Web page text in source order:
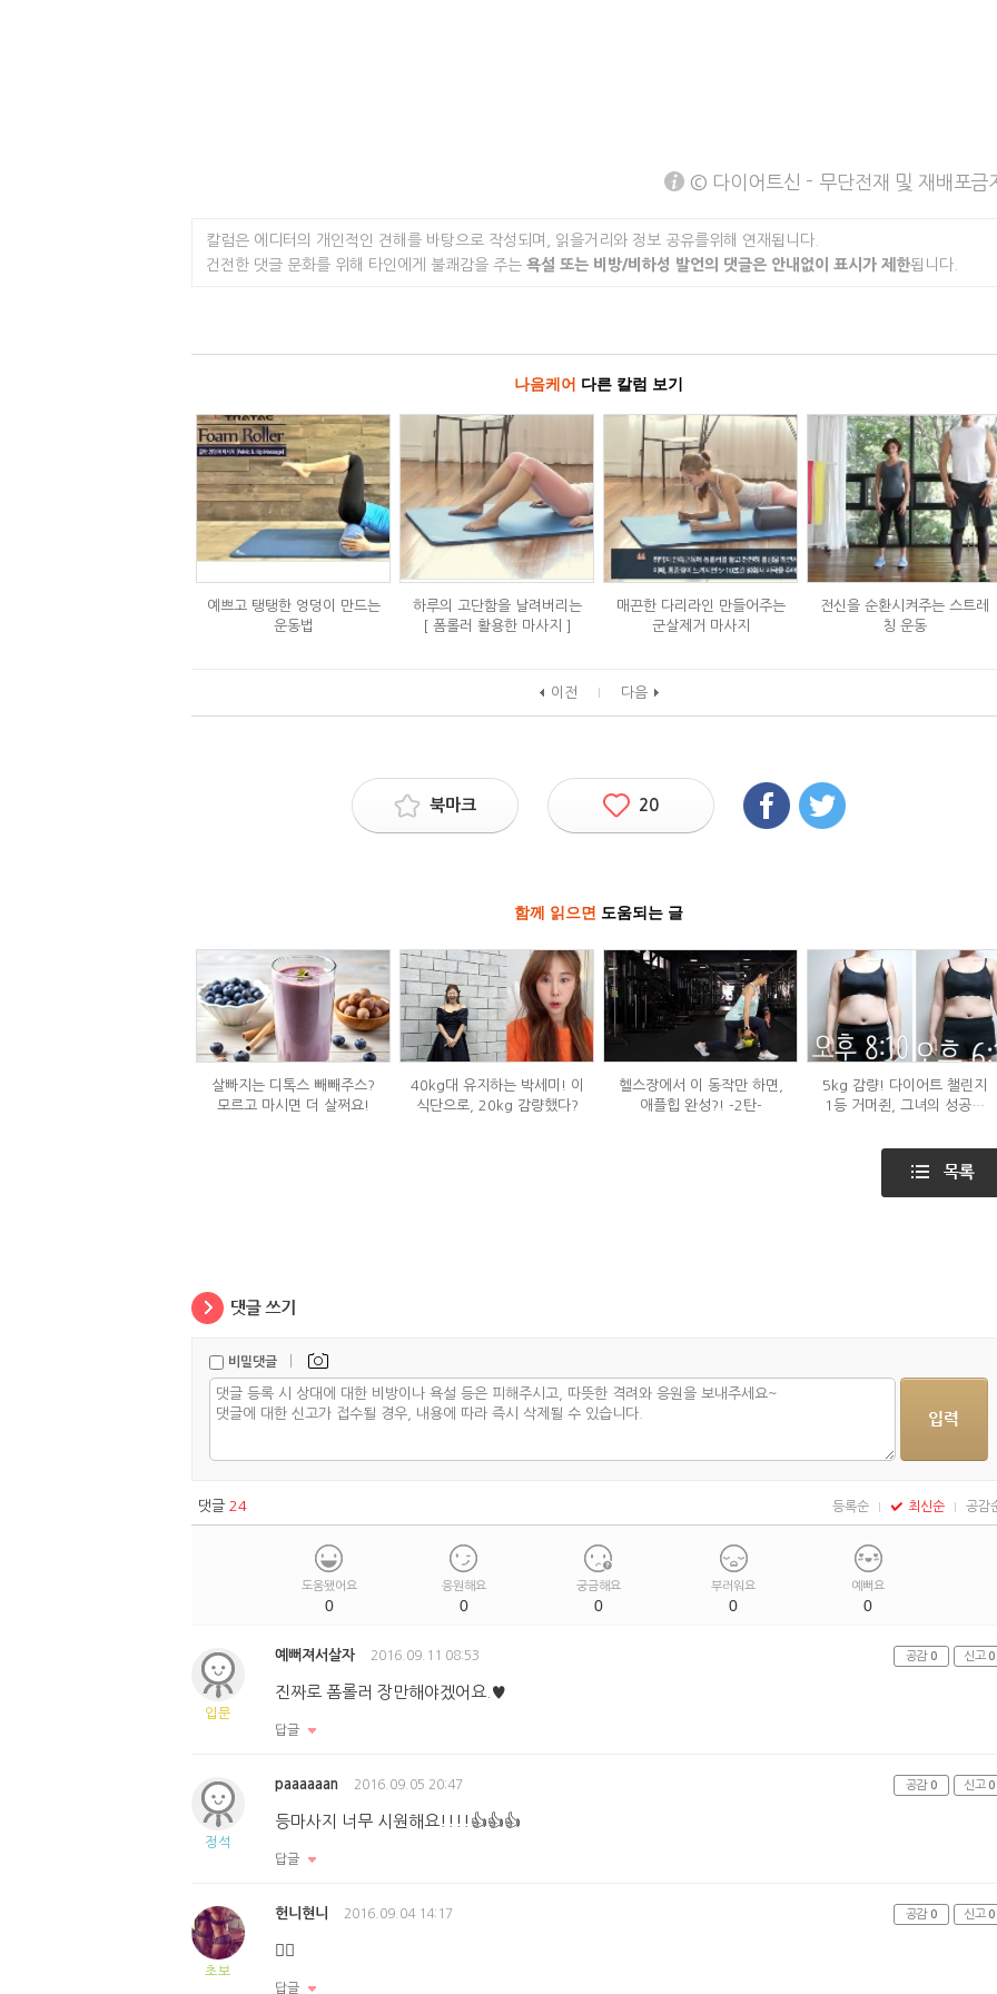
© 다이어트신 - 무단전재 및 재배포금
칼럼은 에디터의 개인적인 견해를 바탕으로 작성되며, 읽을거리와 정보 공유를위해 연재됩니다.
건전한 댓글 문화를 위해 타인에게 불쾌감을 주는 욕설 또는 비방/비하성 발언의 댓글은 안내없이 표시가 제한됩니다.
나음케어 다른 칼럼 보기
예쁘고 탱탱한 엉덩이 만드는
운동법
하루의 고단함을 날려버리는
[ 폼롤러 활용한 마사지 ]
매끈한 다리라인 만들어주는
군살제거 마사지
전신을 순환시켜주는 스트레
칭 운동
이전 다음
북마크 20
함께 읽으면 도움되는 글
살빠지는 디톡스 빼빼주스?
모르고 마시면 더 살쩌요!
40kg대 유지하는 박세미! 이
식단으로, 20kg 감량했다?
헬스장에서 이 동작만 하면,
애플힙 완성?! -2탄-
5kg 감량! 다이어트 챌린지
1등 거머쥔, 그녀의 성공팁
비밀댓글
댓글 24 등록순 최신순 공감
도움됐어요
0
응원해요
0
궁금해요
0
부러워요
0
예뻐요
0
입문
예뻐져서살자 2016.09.11 08:53
진짜로 폼롤러 장만해야겠어요.♥
답글
공감 0 신고 0
정석
paaaaaan 2016.09.05 20:47
등마사지 너무 시원해요!!!!👍👍👍
답글
공감 0 신고 0
초보
헌니현니 2016.09.04 14:17
👍🏻
답글
공감 0 신고 0